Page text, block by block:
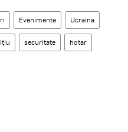
Evenimente Ucraina
securitate hotar